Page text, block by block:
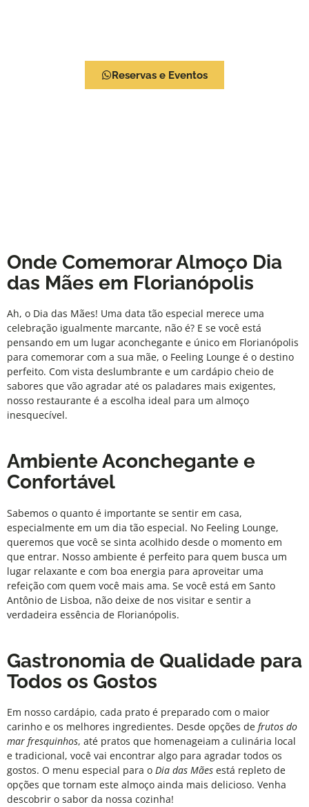
Reservas e Eventos
Onde Comemorar Almoço Dia
das Mães em Florianópolis
Ah, o Dia das Mães! Uma data tão especial merece uma
celebração igualmente marcante, não é? E se você está
pensando em um lugar aconchegante e único em Florianópolis
para comemorar com a sua mãe, o Feeling Lounge é o destino
perfeito. Com vista deslumbrante e um cardápio cheio de
sabores que vão agradar até os paladares mais exigentes,
nosso restaurante é a escolha ideal para um almoço
inesquecível.
Ambiente Aconchegante e
Confortável
Sabemos o quanto é importante se sentir em casa,
especialmente em um dia tão especial. No Feeling Lounge,
queremos que você se sinta acolhido desde o momento em
que entrar. Nosso ambiente é perfeito para quem busca um
lugar relaxante e com boa energia para aproveitar uma
refeição com quem você mais ama. Se você está em Santo
Antônio de Lisboa, não deixe de nos visitar e sentir a
verdadeira essência de Florianópolis.
Gastronomia de Qualidade para
Todos os Gostos
Em nosso cardápio, cada prato é preparado com o maior
carinho e os melhores ingredientes. Desde opções de frutos do
mar fresquinhos, até pratos que homenageiam a culinária local
e tradicional, você vai encontrar algo para agradar todos os
gostos. O menu especial para o Dia das Mães está repleto de
opções que tornam este almoço ainda mais delicioso. Venha
descobrir o sabor da nossa cozinha!